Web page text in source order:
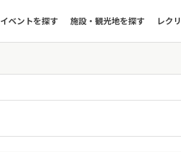
イベントを探す 施設・観光地を探す レク